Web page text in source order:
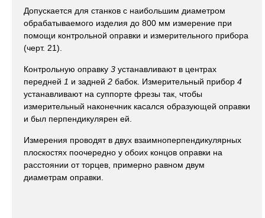
Допускается для станков с наибольшим диаметром
обрабатываемого изделия до 800 мм измерение при
помощи контрольной оправки и измерительного прибора
(черт. 21).
Контрольную оправку 3 устанавливают в центрах
передней 1 и задней 2 бабок. Измерительный прибор 4
устанавливают на суппорте фрезы так, чтобы
измерительный наконечник касался образующей оправки
и был перпендикулярен ей.
Измерения проводят в двух взаимноперпендикулярных
плоскостях поочередно у обоих концов оправки на
расстоянии от торцев, примерно равном двум
диаметрам оправки.